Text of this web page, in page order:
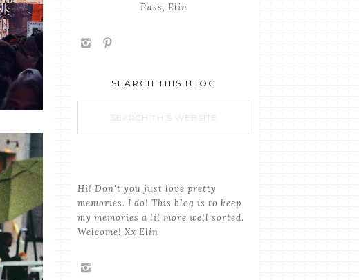
Puss, Elin
SEARCH THIS BLOG
Hi! Don't you just love pretty
memories. I do! This blog is to keep
my memories a lil more well sorted.
Welcome! Xx Elin